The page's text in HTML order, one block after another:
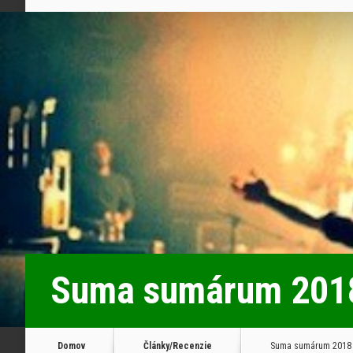
Suma sumárum
Domov Články/Recenzie Suma sumárum 2018